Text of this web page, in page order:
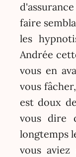
faire
les
Andrée
vous en
vous
est doux
vous dire
longtemps
vous aviez